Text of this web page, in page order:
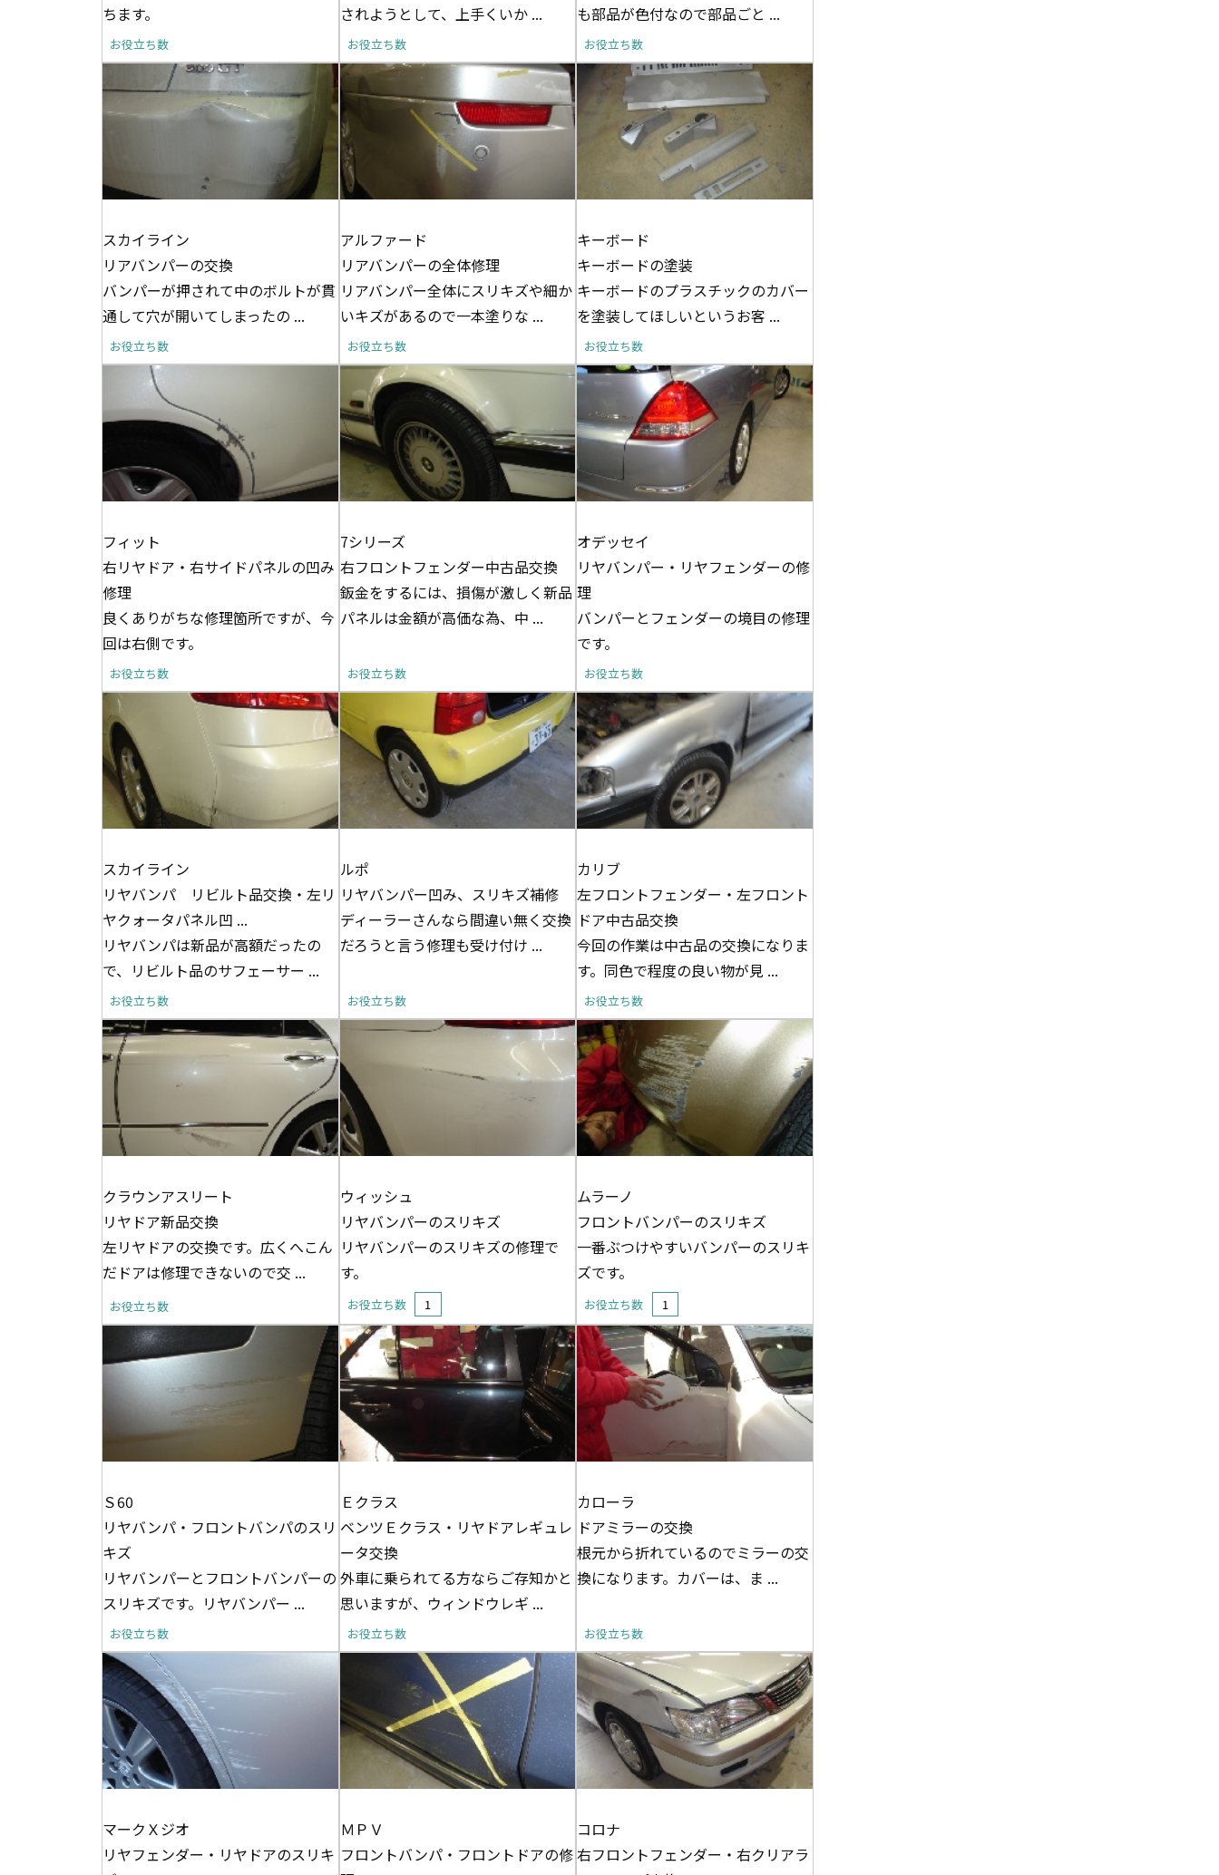
ちます。
お役立ち数
されようとして、上手くいか ...
お役立ち数
も部品が色付なので部品ごと ...
お役立ち数
スカイライン
リアバンパーの交換
バンパーが押されて中のボルトが貫
通して穴が開いてしまったの ...
お役立ち数
アルファード
リアバンパーの全体修理
リアバンパー全体にスリキズや細か
いキズがあるので一本塗りな ...
お役立ち数
キーボード
キーボードの塗装
キーボードのプラスチックのカバー
を塗装してほしいというお客 ...
お役立ち数
フィット
右リヤドア・右サイドパネルの凹み
修理
良くありがちな修理箇所ですが、今
回は右側です。
お役立ち数
7シリーズ
右フロントフェンダー中古品交換
鈑金をするには、損傷が激しく新品
パネルは金額が高価な為、中 ...
お役立ち数
オデッセイ
リヤバンパー・リヤフェンダーの修
理
バンパーとフェンダーの境目の修理
です。
お役立ち数
スカイライン
リヤバンパ リビルト品交換・左リ
ヤクォータパネル凹 ...
リヤバンパは新品が高額だったの
で、リビルト品のサフェーサー ...
お役立ち数
ルポ
リヤバンパー凹み、スリキズ補修
ディーラーさんなら間違い無く交換
だろうと言う修理も受け付け ...
お役立ち数
カリブ
左フロントフェンダー・左フロント
ドア中古品交換
今回の作業は中古品の交換になりま
す。同色で程度の良い物が見 ...
お役立ち数
クラウンアスリート
リヤドア新品交換
左リヤドアの交換です。広くへこん
だドアは修理できないので交 ...
お役立ち数
ウィッシュ
リヤバンパーのスリキズ
リヤバンパーのスリキズの修理で
す。
お役立ち数 1
ムラーノ
フロントバンパーのスリキズ
一番ぶつけやすいバンパーのスリキ
ズです。
お役立ち数 1
Ｓ60
リヤバンパ・フロントバンパのスリ
キズ
リヤバンパーとフロントバンパーの
スリキズです。リヤバンパー ...
お役立ち数
Ｅクラス
ベンツＥクラス・リヤドアレギュレ
ータ交換
外車に乗られてる方ならご存知かと
思いますが、ウィンドウレギ ...
お役立ち数
カローラ
ドアミラーの交換
根元から折れているのでミラーの交
換になります。カバーは、ま ...
お役立ち数
マークＸジオ
リヤフェンダー・リヤドアのスリキ
ＭＰＶ
フロントバンパ・フロントドアの修
コロナ
右フロントフェンダー・右クリアラ